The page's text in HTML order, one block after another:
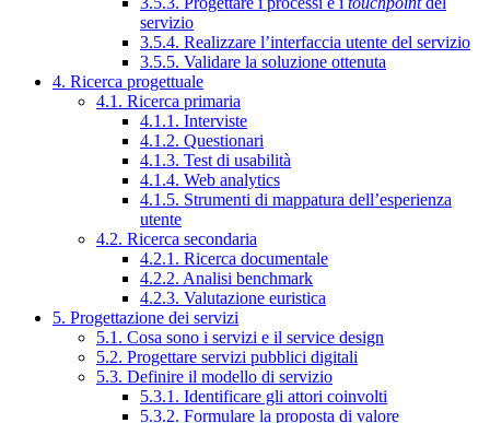
servizio
3.5.4. Realizzare l’interfaccia utente del servizio
3.5.5. Validare la soluzione ottenuta
4. Ricerca progettuale
4.1. Ricerca primaria
4.1.1. Interviste
4.1.2. Questionari
4.1.3. Test di usabilità
4.1.4. Web analytics
4.1.5. Strumenti di mappatura dell’esperienza
utente
4.2. Ricerca secondaria
4.2.1. Ricerca documentale
4.2.2. Analisi benchmark
4.2.3. Valutazione euristica
5. Progettazione dei servizi
5.1. Cosa sono i servizi e il service design
5.2. Progettare servizi pubblici digitali
5.3. Definire il modello di servizio
5.3.1. Identificare gli attori coinvolti
5.3.2. Formulare la proposta di valore